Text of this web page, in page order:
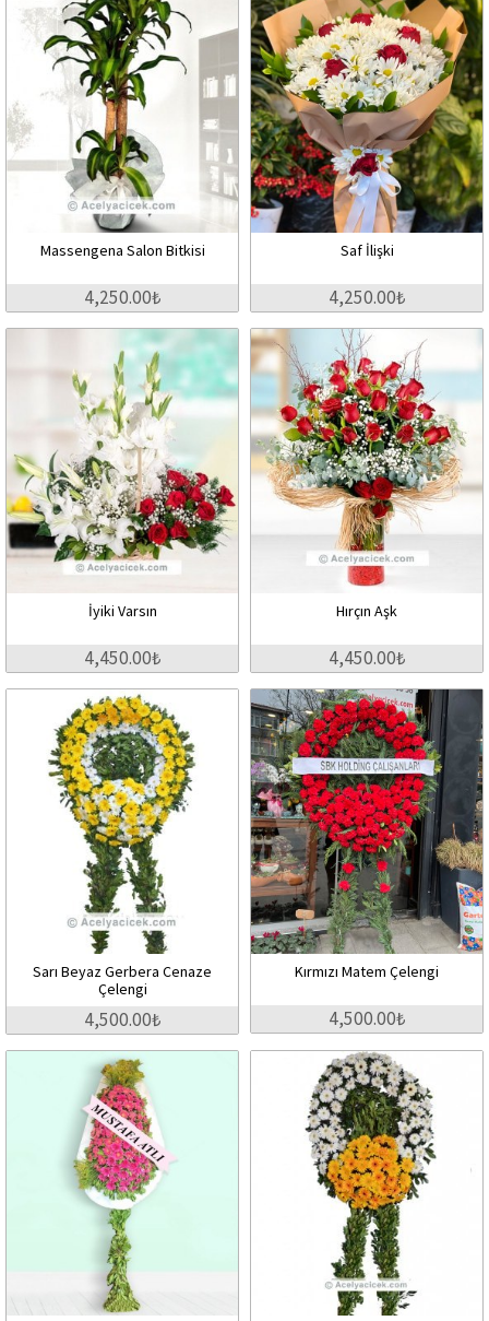
Massengena Salon Bitkisi
4,250.00₺
Saf İlişki
4,250.00₺
İyiki Varsın
4,450.00₺
Hırçın Aşk
4,450.00₺
Sarı Beyaz Gerbera Cenaze
Çelengi
4,500.00₺
Kırmızı Matem Çelengi
4,500.00₺